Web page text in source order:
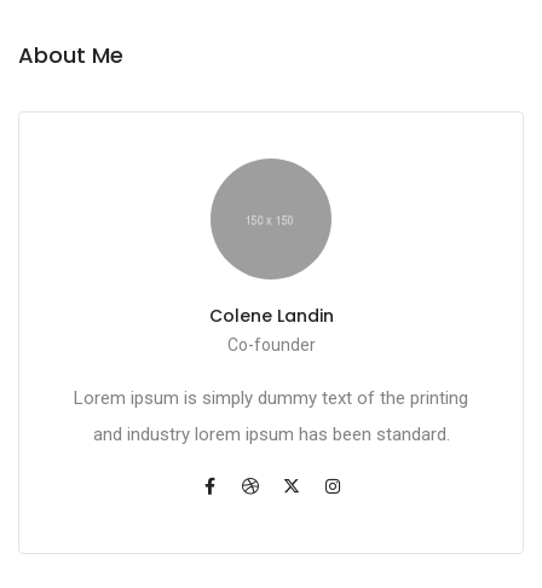
About Me
Colene Landin
Co-founder
Lorem ipsum is simply dummy text of the printing
and industry lorem ipsum has been standard.